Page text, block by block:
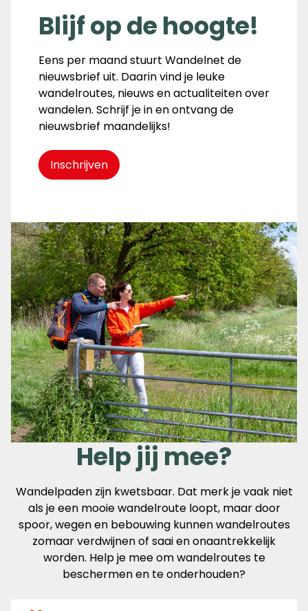
Blijf op de hoogte!
Eens per maand stuurt Wandelnet de
nieuwsbrief uit. Daarin vind je leuke
wandelroutes, nieuws en actualiteiten over
wandelen. Schrijf je in en ontvang de
nieuwsbrief maandelijks!
Inschrijven
Help jij mee?
Wandelpaden zijn kwetsbaar. Dat merk je vaak niet
als je een mooie wandelroute loopt, maar door
spoor, wegen en bebouwing kunnen wandelroutes
zomaar verdwijnen of saai en onaantrekkelijk
worden. Help je mee om wandelroutes te
beschermen en te onderhouden?